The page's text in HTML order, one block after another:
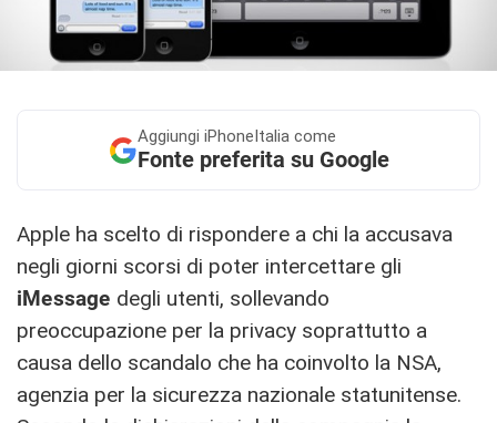
Aggiungi iPhoneItalia come
Fonte preferita su Google
Apple ha scelto di rispondere a chi la accusava
negli giorni scorsi di poter intercettare gli
iMessage degli utenti, sollevando
preoccupazione per la privacy soprattutto a
causa dello scandalo che ha coinvolto la NSA,
agenzia per la sicurezza nazionale statunitense.